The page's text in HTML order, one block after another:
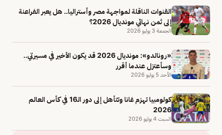
القنوات الناقلة لمواجهة مصر وأستراليا.. هل يعبر الفراعنة
إلى ثمن نهائي مونديال 2026؟
الجمعة 3 يوليو 2026
«رونالدو»: مونديال 2026 قد يكون الأخير في مسيرتي..
وسأعتزل عندما أقرر
الأحد 5 يوليو 2026
كولومبيا تهزم غانا وتتأهل إلى دور الـ16 في كأس العالم
2026
السبت 4 يوليو 2026